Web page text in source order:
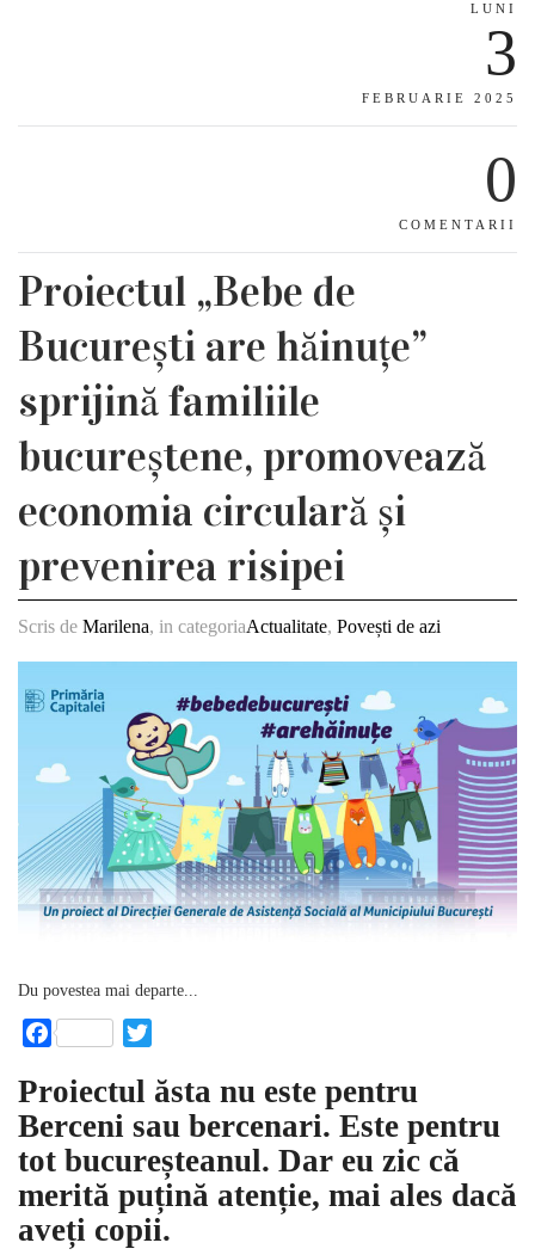
LUNI
3
FEBRUARIE 2025
0
COMENTARII
Proiectul „Bebe de
București are hăinuțe”
sprijină familiile
bucureștene, promovează
economia circulară și
prevenirea risipei
Scris de Marilena, in categoriaActualitate, Povești de azi
Du povestea mai departe...
Facebook
Proiectul ăsta nu este pentru
Berceni sau bercenari. Este pentru
tot bucureșteanul. Dar eu zic că
merită puțină atenție, mai ales dacă
aveți copii.